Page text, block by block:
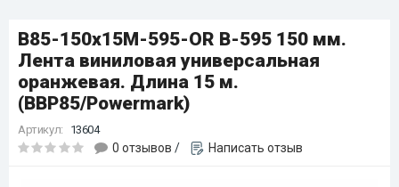
B85-150x15M-595-OR B-595 150 мм.
Лента виниловая универсальная
оранжевая. Длина 15 м.
(BBP85/Powermark)
Артикул: 13604
0 отзывов / Написать отзыв